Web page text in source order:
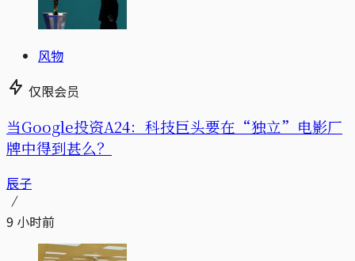
风物
仅限会员
当Google投资A24：科技巨头要在“独立”电影厂
牌中得到甚么？
辰子
9 小时前